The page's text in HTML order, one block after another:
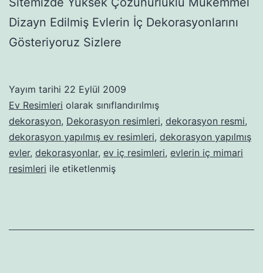
Dizayn Edilmiş Evlerin İç Dekorasyonlarını
Gösteriyoruz Sizlere
Yayım tarihi 22 Eylül 2009
Ev Resimleri olarak sınıflandırılmış
dekorasyon, Dekorasyon resimleri, dekorasyon resmi,
dekorasyon yapılmış ev resimleri, dekorasyon yapılmış
evler, dekorasyonlar, ev iç resimleri, evlerin iç mimari
resimleri ile etiketlenmiş